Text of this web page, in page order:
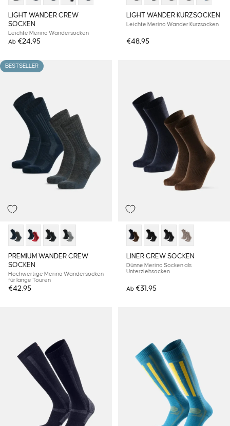
LIGHT WANDER CREW
SOCKEN
Leichte Merino Wandersocken
Ab €24,95
LIGHT WANDER KURZSOCKEN
Leichte Merino Wander Kurzsocken
€48,95
BESTSELLER
PREMIUM WANDER CREW
SOCKEN
Hochwertige Merino Wandersocken
für lange Touren
€42,95
LINER CREW SOCKEN
Dünne Merino Socken als
Unterziehsocken
Ab €31,95